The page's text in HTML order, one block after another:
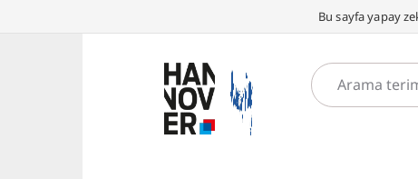
Bu sayfa yapay